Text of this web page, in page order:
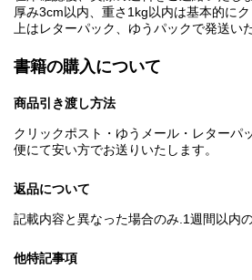
厚み3cm以内、重さ1kg以内は基本的に
上はレターパック、ゆうパックで発送い
書籍の購入について
商品引き渡し方法
クリックポスト・ゆうメール・レターパ
便にて安い方でお送りいたします。
返品について
記載内容と異なった場合のみ.1週間以内
他特記事項